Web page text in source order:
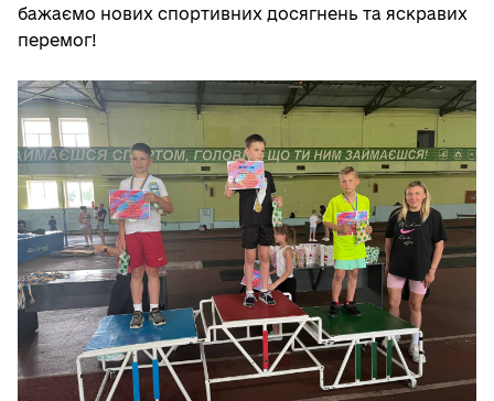
бажаємо нових спортивних досягнень та яскравих
перемог!